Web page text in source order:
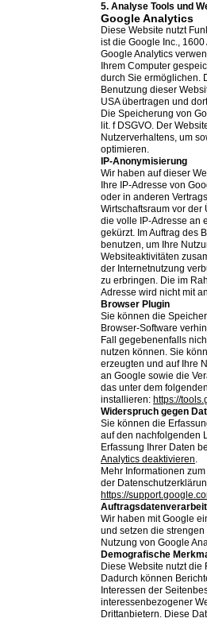
5. Analyse Tools und
Google Analytics
Diese Website nutzt
ist die Google Inc.,
Google Analytics
Ihrem Computer
durch Sie ermöglichen.
Benutzung dieser
USA übertragen und
Die Speicherung von
lit. f DSGVO. Der
Nutzerverhaltens, um
optimieren.
IP-Anonymisierung
Wir haben auf dieser
Ihre IP-Adresse von
oder in anderen
Wirtschaftsraum vor der
die volle IP-Adresse an
gekürzt. Im Auftrag des
benutzen, um Ihre
Websiteaktivitäten
der Internetnutzung
zu erbringen. Die im
Adresse wird nicht mit
Browser Plugin
Sie können die
Browser-Software
Fall gegebenenfalls
nutzen können. Sie
erzeugten und auf Ihre
an Google sowie die
das unter dem
installieren: https://
Widerspruch gegen
Sie können die
auf den nachfolgenden
Erfassung Ihrer Daten
Analytics deaktivieren.
Mehr Informationen
der
https://
Wir haben mit Google
und setzen die
Nutzung von Google
Demografische
Diese Website nutzt die
Dadurch können
Interessen der
interessenbezogener
Drittanbietern. Diese